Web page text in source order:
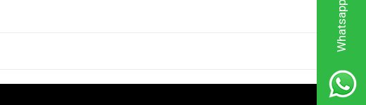
W
h
a
t
s
a
p
p
D
e
s
t
e
k
H
a
t
t